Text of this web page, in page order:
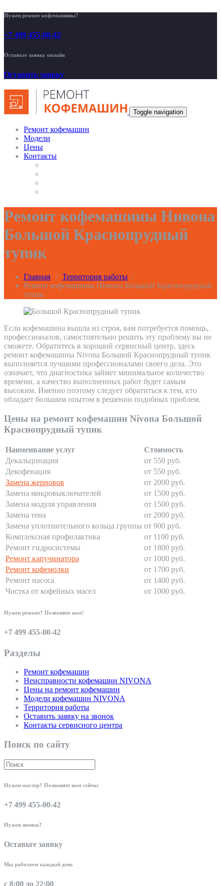
Нужен ремонт кофемашины?
+7 499 455-00-42
Оставьте заявку онлайн
Оставить заявку
Toggle navigation
Ремонт кофемашин
Модели
Цены
Контакты
Ремонт кофемашины Нивона
Большой Краснопрудный
тупик
Главная / Территория работы /
Ремонт кофемашины Нивона Большой Краснопрудный
тупик
Если кофемашина вышла из строя, вам потребуется помощь,
профессионалов, самостоятельно решить эту проблему вы не
сможете. Обратитесь в хороший сервисный центр, здесь
ремонт кофемашины Nivona Большой Краснопрудный тупик
выполняется лучшими профессионалами своего дела. Это
означает, что диагностика займет минимальное количество
времени, а качество выполненных работ будет самым
высоким. Именно поэтому следует обратиться к тем, кто
обладает большим опытом в решении подобных проблем.
Цены на ремонт кофемашин Nivona Большой
Краснопрудный тупик
Наименвание услуг
Стоимость
Декальцинация
от 550 руб.
Декофенация
от 550 руб.
Замена жерновов
от 2000 руб.
Замена микровыключателей
от 1500 руб.
Замена модуля управления
от 1500 руб.
Замена тена
от 2000 руб.
Замена уплотнительного кольца группы от 900 руб.
Комплексная профилактика
от 1100 руб.
Ремонт гидросистемы
от 1800 руб.
Ремонт капучинатора
от 1000 руб.
Ремонт кофемолки
от 1700 руб.
Ремонт насоса
от 1400 руб.
Чистка от кофейных масел
от 1000 руб.
Нужен ремонт? Позвоните нам!
+7 499 455-00-42
Разделы
Ремонт кофемашин
Неисправности кофемашин NIVONA
Цены на ремонт кофемашин
Модели кофемашин NIVONA
Территория работы
Оставить заявку на звонок
Контакты сервисного центра
Поиск по сайту
Нужен мастер? Позвоните нам сейчас
+7 499 455-00-42
Нужен звонок?
Оставьте заявку
Мы работаем каждый день
с 8:00 до 22:00